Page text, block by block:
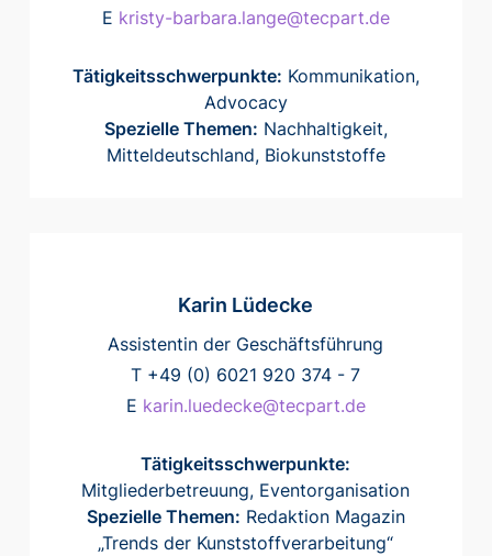
E kristy-barbara.lange@tecpart.de
Tätigkeitsschwerpunkte: Kommunikation,
Advocacy
Spezielle Themen: Nachhaltigkeit,
Mitteldeutschland, Biokunststoffe
Karin Lüdecke
Assistentin der Geschäftsführung
T +49 (0) 6021 920 374 - 7
E karin.luedecke@tecpart.de
Tätigkeitsschwerpunkte:
Mitgliederbetreuung, Eventorganisation
Spezielle Themen: Redaktion Magazin
„Trends der Kunststoffverarbeitung“